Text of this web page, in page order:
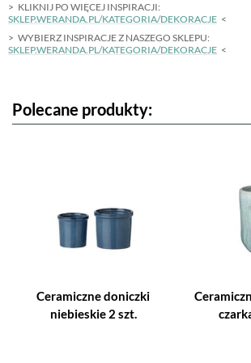
KLIKNIJ PO WIĘCEJ INSPIRACJI:
SKLEP.WERANDA.PL/KATEGORIA/DEKORACJE
WYBIERZ INSPIRACJE Z NASZEGO SKLEPU:
SKLEP.WERANDA.PL/KATEGORIA/DEKORACJE
Polecane produkty:
Ceramiczne doniczki
niebieskie 2 szt.